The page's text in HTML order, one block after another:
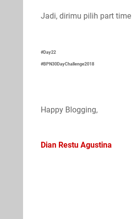
Jadi, dirimu pilih part
#Day22
#BPN30DayChallenge2018
Happy Blogging,
Dian Restu Agustina